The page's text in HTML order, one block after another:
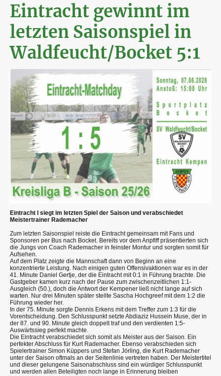
Eintracht gewinnt im
letzten Saisonspiel in
Waldfeucht/Bocket 5:1
Eintracht I siegt im letzten Spiel der Saison und verabschiedet
Meistertrainer Rademacher
Zum letzten Saisonspiel reiste die Eintracht gemeinsam mit Fans und
Sponsoren per Bus nach Bocket. Bereits vor dem Anpfiff präsentierten sich
die Jungs von Coach Rademacher in feinster Montur und sorgten somit für
Aufsehen.
Auf dem Platz zeigte die Mannschaft dann von Beginn an eine
konzentrierte Leistung. Nach einigen guten Offensivaktionen war es in der
41. Minute Daniel Gertje, der die Eintracht mit 0:1 in Führung brachte. Die
Gastgeber kamen kurz nach der Pause zum zwischenzeitlichen 1:1-
Ausgleich (50.), doch die Antwort der Kempener ließ nicht lange auf sich
warten. Nur drei Minuten später stellte Sascha Hochgreef mit dem 1:2 die
Führung wieder her.
In der 75. Minute sorgte Dennis Erkens mit dem Treffer zum 1:3 für die
Vorentscheidung. Den Schlusspunkt setzte Abdiaziz Hussein Muse, der in
der 87. und 90. Minute gleich doppelt traf und den verdienten 1:5-
Auswärtssieg perfekt machte.
Die Eintracht verabschiedet sich somit als Meister aus der Saison. Ein
perfekter Abschluss für Kurt Rademacher. Ebenso verabschieden sich
Spielertrainer Simon Küppers und Stefan Jörling, die Kurt Rademacher
unter der Saison oftmals an der Seitenlinie vertreten haben. Der Meistertitel
und dieser gelungene Saisonabschluss sind ein würdiger Schlusspunkt
und werden allen Beteiligten noch lange in Erinnerung bleiben